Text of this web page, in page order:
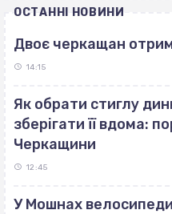
ОСТАННІ НОВИНИ
Двоє черкащан
14:15
Як обрати стиглу
зберігати її вдома:
Черкащини
12:45
У Мошнах